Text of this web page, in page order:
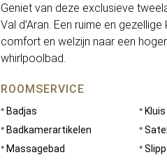
Geniet van deze exclusieve
Val d’Aran. Een ruime en
comfort en welzijn naar een
whirlpoolbad.
ROOMSERVICE
Badjas
Badkamerartikelen
Massagebad
Kluis